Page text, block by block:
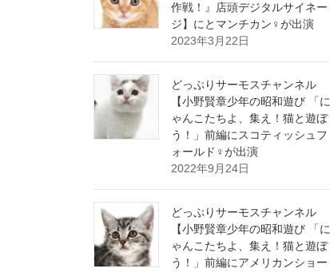
作戦！』店頭デジタルサイネー
ジ】にとマンチカン♀が出演
2023年3月22日
どっぷりサーモスチャンネル
【小野賢章少年の昭和遊び 「に
ゃんこたちよ、集え！猫と遊ぼ
う！」前編にスコティッシュフ
ォールド♀が出演
2022年9月24日
どっぷりサーモスチャンネル
【小野賢章少年の昭和遊び 「に
ゃんこたちよ、集え！猫と遊ぼ
う！」前編にアメリカンショー